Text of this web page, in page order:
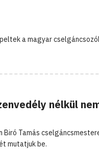
a magyar
nélkül
Biró Tamás
mutatjuk be.